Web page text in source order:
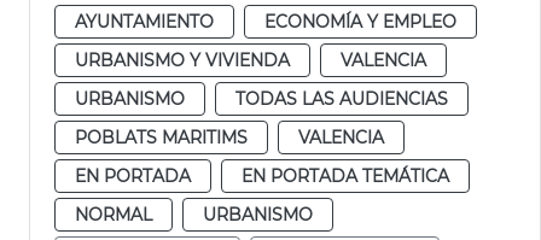
AYUNTAMIENTO
ECONOMÍA Y EMPLEO
URBANISMO Y VIVIENDA
VALENCIA
URBANISMO
TODAS LAS AUDIENCIAS
POBLATS MARITIMS
VALENCIA
EN PORTADA
EN PORTADA TEMÁTICA
NORMAL
URBANISMO